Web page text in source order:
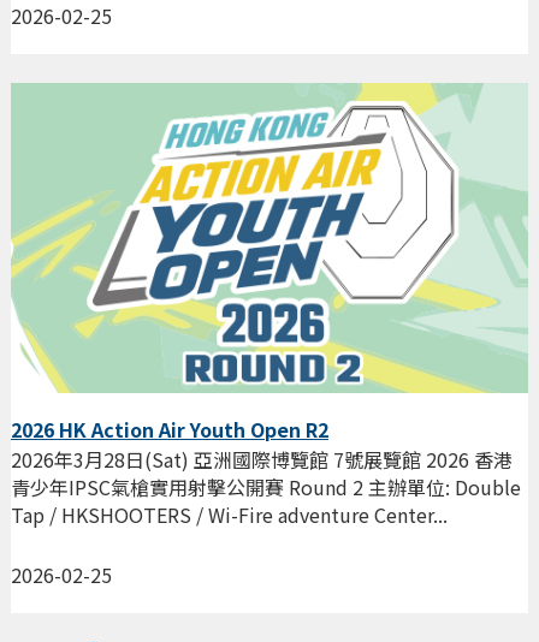
2026-02-25
2026 HK Action Air Youth Open R2
2026-02-25
2026年3月28日(Sat) 亞洲國際博覽館 7號展覽館 2026 香港
青少年IPSC氣槍實用射擊公開賽 Round 2 主辦單位: Double
Tap / HKSHOOTERS / Wi-Fire adventure Center...